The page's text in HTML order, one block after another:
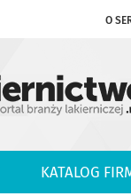
O
KATALOG